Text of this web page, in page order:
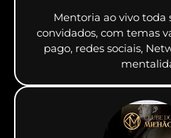
Mentoria ao vivo toda
convidados, com temas
pago, redes sociais,